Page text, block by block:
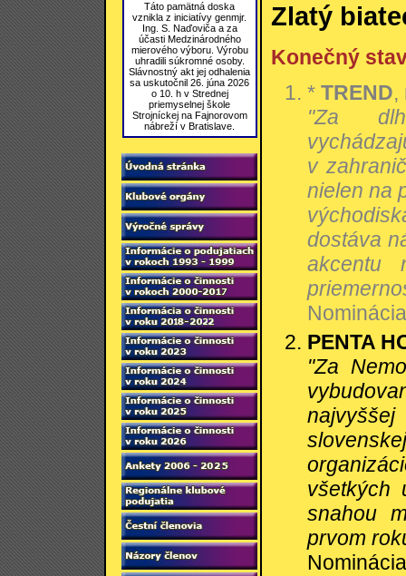
Táto pamätná doska
vznikla z iniciatívy genmjr.
Ing. S. Naďoviča a za
účasti Medzinárodného
mierového výboru. Výrobu
uhradili súkromné osoby.
Slávnostný akt jej odhalenia
sa uskutočnil 26. júna 2026
o 10. h v Strednej
priemyselnej škole
Strojníckej na Fajnorovom
nábreží v Bratislave.
Zlatý
Konečný
* TREND,
"Za
v
nielen na
dostáva
akcentu
PENTA
"Za
všetkých
snahou
prvom